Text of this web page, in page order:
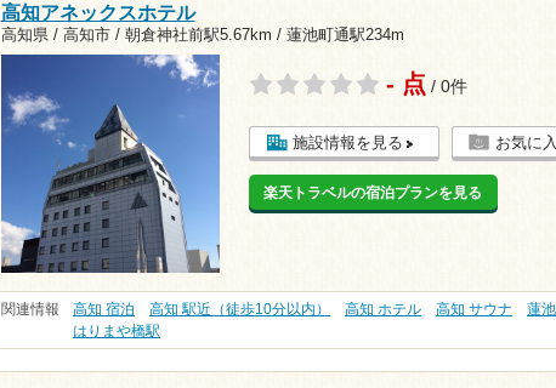
高知アネックスホテル
高知県 / 高知市 / 朝倉神社前駅5.67km / 蓮池町通駅234m
- 点 / 0件
施設情報を見る お気に
楽天トラベルの宿泊プランを見る
関連情報 高知 宿泊 高知 駅近（徒歩10分以内） 高知 ホテル 高知 サウナ 蓮
はりまや橋駅